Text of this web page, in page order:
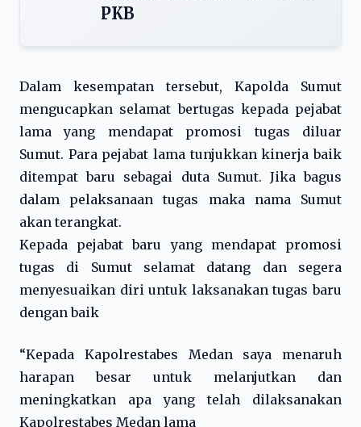
PKB
Dalam kesempatan tersebut, Kapolda Sumut
mengucapkan selamat bertugas kepada pejabat
lama yang mendapat promosi tugas diluar
Sumut. Para pejabat lama tunjukkan kinerja baik
ditempat baru sebagai duta Sumut. Jika bagus
dalam pelaksanaan tugas maka nama Sumut
akan terangkat.
Kepada pejabat baru yang mendapat promosi
tugas di Sumut selamat datang dan segera
menyesuaikan diri untuk laksanakan tugas baru
dengan baik
“Kepada Kapolrestabes Medan saya menaruh
harapan besar untuk melanjutkan dan
meningkatkan apa yang telah dilaksanakan
Kapolrestabes Medan lama